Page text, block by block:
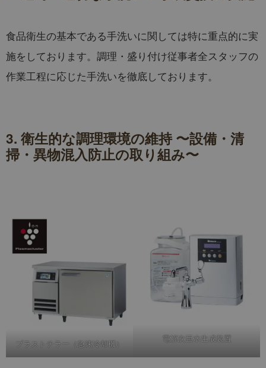
食品衛生の基本である手洗いに関しては特に重点的に実
施をしております。調理・盛り付け従事者全スタッフの
作業工程に応じた手洗いを徹底しております。
3. 衛生的な調理環境の維持 〜設備・清
掃・異物混入防止の取り組み〜
ブラストチラー（急速冷却機） 電解次亜水生成装置